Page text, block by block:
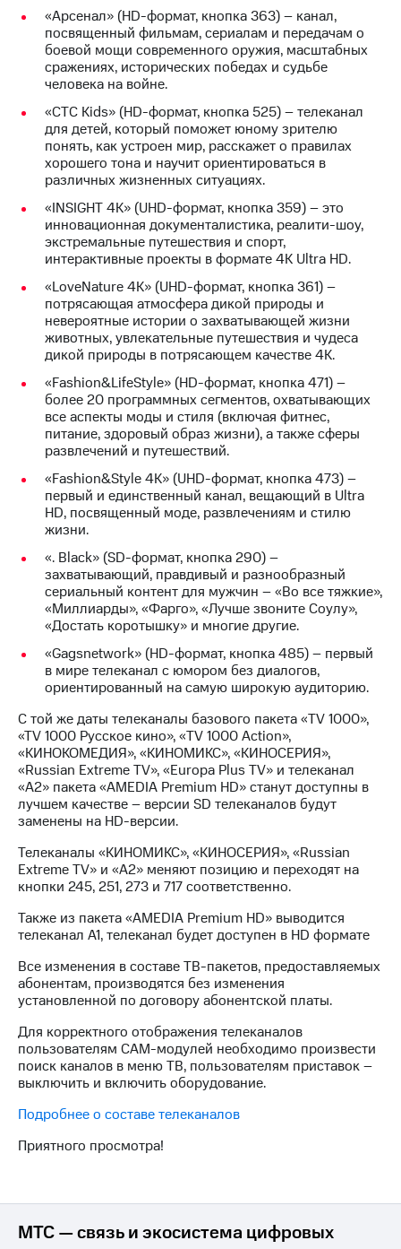
ТВ и телефон
для дома
Услуги
Акции
Домашний
интернет
Домашнее
ТВ
Спутниковое
ТВ
Перейти
в МТС
со своим
номером
Поддержка
и подписки
МТС
Premium
Подписка
на гигабайты
интернета,
музыка
и многое
другое
Семейная
группа
Скидка
на тарифы,
общие
подписки
и услуги,
доступ
к геолокации
Кино,
музыка,
книги
и не
только
Безопасность
Детям
и родителям
Здоровье
и фитнес
Приложения
Музыка
Видеонаблюдение
для дома
149 ₽/
мес
МТС
Premium
на гигабайты
интернета,
фильмы,
музыка
и многое
другое
Семейная
группа
Скидка
на тарифы,
общие
подписки
и услуги,
доступ
к геолокации
Сертификаты
безопасности
Всё
под
рукой
в Мой МТС
Посмотрите,
что
полезного
в нашем
приложении
КИОН
КИОН
Музыка
КИОН
Строки
Гудок
Мой
МТС
Все
приложения
Инвестиции
Получайте
онлайн
полисов
«Арсенал» (HD-формат, кнопка 363) – канал,
посвященный фильмам, сериалам и передачам о
боевой мощи современного оружия, масштабных
сражениях, исторических победах и судьбе
человека на войне.
«СТС Kids» (HD-формат, кнопка 525) – телеканал
для детей, который поможет юному зрителю
понять, как устроен мир, расскажет о правилах
хорошего тона и научит ориентироваться в
различных жизненных ситуациях.
«INSIGHT 4K» (UHD-формат, кнопка 359) – это
инновационная документалистика, реалити-шоу,
экстремальные путешествия и спорт,
интерактивные проекты в формате 4К Ultra HD.
«LoveNature 4K» (UHD-формат, кнопка 361) –
потрясающая атмосфера дикой природы и
невероятные истории о захватывающей жизни
животных, увлекательные путешествия и чудеса
дикой природы в потрясающем качестве 4К.
«Fashion&LifeStyle» (HD-формат, кнопка 471) –
более 20 программных сегментов, охватывающих
все аспекты моды и стиля (включая фитнес,
питание, здоровый образ жизни), а также сферы
развлечений и путешествий.
«Fashion&Style 4K» (UHD-формат, кнопка 473) –
первый и единственный канал, вещающий в Ultra
HD, посвященный моде, развлечениям и стилю
жизни.
«. Black» (SD-формат, кнопка 290) –
захватывающий, правдивый и разнообразный
сериальный контент для мужчин – «Во все тяжкие»,
«Миллиарды», «Фарго», «Лучше звоните Соулу»,
«Достать коротышку» и многие другие.
«Gagsnetwork» (HD-формат, кнопка 485) – первый
в мире телеканал с юмором без диалогов,
ориентированный на самую широкую аудиторию.
С той же даты телеканалы базового пакета «TV 1000»,
«TV 1000 Русское кино», «TV 1000 Action»,
«КИНОКОМЕДИЯ», «КИНОМИКС», «КИНОСЕРИЯ»,
«Russian Extreme TV», «Europa Plus TV» и телеканал
«A2» пакета «AMEDIA Premium HD» станут доступны в
лучшем качестве – версии SD телеканалов будут
заменены на HD-версии.
Телеканалы «КИНОМИКС», «КИНОСЕРИЯ», «Russian
Extreme TV» и «A2» меняют позицию и переходят на
кнопки 245, 251, 273 и 717 соответственно.
Также из пакета «AMEDIA Premium HD» выводится
телеканал A1, телеканал будет доступен в HD формате
Все изменения в составе ТВ-пакетов, предоставляемых
абонентам, производятся без изменения
установленной по договору абонентской платы.
Для корректного отображения телеканалов
пользователям CAM-модулей необходимо произвести
поиск каналов в меню ТВ, пользователям приставок –
выключить и включить оборудование.
Подробнее о составе телеканалов
Приятного просмотра!
МТС — связь и экосистема цифровых